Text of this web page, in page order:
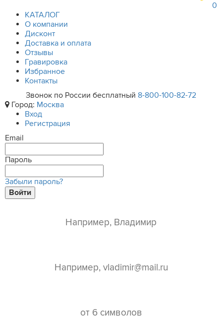
0
КАТАЛОГ
О компании
Дисконт
Доставка и оплата
Отзывы
Гравировка
Избранное
Контакты
Звонок по России бесплатный 8-800-100-82-72
Город: Москва
Вход
Регистрация
Email
Пароль
Забыли пароль?
Войти